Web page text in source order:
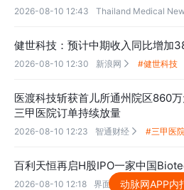
2026-08-10 12:43 Thailand Medical
健世科技：预计中期收入同比增加
2026-08-10 12:30 新浪网  #健世科技
医渡科技斩获首儿所通州院区860
三甲医院订单持续放量
2026-08-10 12:23 智通财经  #三甲医
百利天恒再启H股IPO一家中国
2026-08-10 12:18 界面新闻 #百利天恒
动脉网APP内